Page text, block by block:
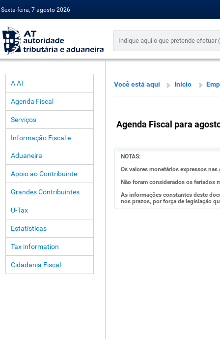
Sexta-feira, 7 agosto 2026
A AT
Agenda Fiscal
Serviços
Informação Fiscal e
Aduaneira
Apoio ao Contribuinte
Grandes Contribuintes
U-Tax
Estatísticas
Tax information
Cidadania Fiscal
Você está aqui Início
Agenda Fiscal para
NOTAS:
Os valores monetários expressos
Não foram considerados os feriados
As informações constantes deste
nos prazos, por força de legislação